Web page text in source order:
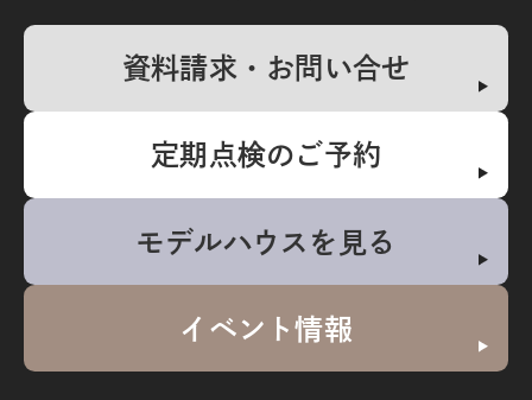
資料請求・お問い合せ
定期点検のご予約
モデルハウスを見る
イベント情報